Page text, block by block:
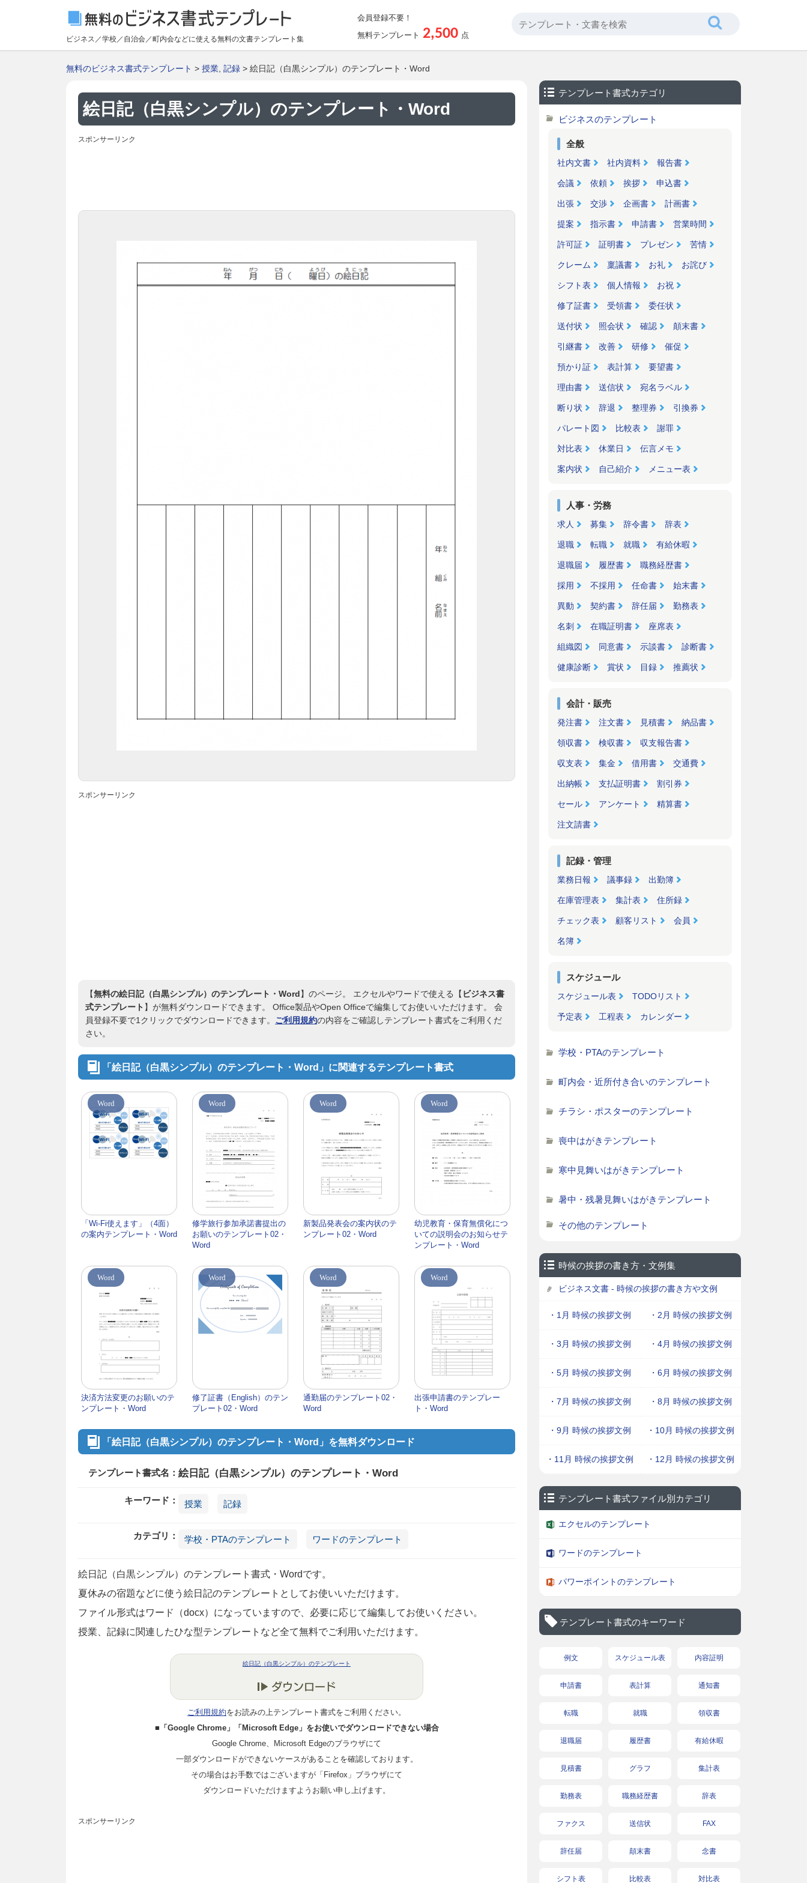
ビジネス／学校／自治会／町内会などに使える無料の文書テンプレート集
会員登録不要！
無料テンプレート 2,500 点
無料のビジネス書式テンプレート > 授業 記録 > 絵日記（白黒シンプル）のテンプレート・Word
絵日記（白黒シンプル）のテンプレート・Word
スポンサーリンク
スポンサーリンク
【無料の絵日記（白黒シンプル）のテンプレート・Word】のページ。 エクセルやワードで使える【 ビジネス書
式テンプレート 】が無料ダウンロードできます。 Office製品やOpen Officeで編集してお使いいただけます。 会
員登録不要で1クリックでダウンロードできます。 ご利用規約の内容をご確認しテンプレート書式をご利用くだ
さい。
「絵日記（白黒シンプル）のテンプレート・Word」に関連するテンプレート書式
Word
「Wi-Fi使えます」（4面）
の案内テンプレート・Word
Word
修学旅行参加承諾書提出の
お願いのテンプレート02・
Word
Word
新製品発表会の案内状のテ
ンプレート02・Word
Word
幼児教育・保育無償化につ
いての説明会のお知らせテ
ンプレート・Word
Word
決済方法変更のお願いのテ
ンプレート・Word
Word
修了証書（English）のテン
プレート02・Word
Word
通勤届のテンプレート02・
Word
Word
出張申請書のテンプレー
ト・Word
「絵日記（白黒シンプル）のテンプレート・Word」を無料ダウンロード
テンプレート書式名：絵日記（白黒シンプル）のテンプレート・Word
キーワード： 授業 記録
カテゴリ： 学校・PTAのテンプレート ワードのテンプレート
絵日記（白黒シンプル）のテンプレート書式・Wordです。
夏休みの宿題などに使う絵日記のテンプレートとしてお使いいただけます。
ファイル形式はワード（docx）になっていますので、必要に応じて編集してお使いください。
授業、記録に関連したひな型テンプレートなど全て無料でご利用いただけます。
絵日記（白黒シンプル）のテンプレート
ご利用規約をお読みの上テンプレート書式をご利用ください。
■「Google Chrome」「Microsoft Edge」をお使いでダウンロードできない場合
Google Chrome、Microsoft Edgeのブラウザにて
一部ダウンロードができないケースがあることを確認しております。
その場合はお手数ではございますが「Firefox」ブラウザにて
ダウンロードいただけますようお願い申し上げます。
スポンサーリンク
テンプレート書式カテゴリ
ビジネスのテンプレート
全般
社内文書 社内資料 報告書
会議 依頼 挨拶 申込書
出張 交渉 企画書 計画書
提案 指示書 申請書 営業時間
許可証 証明書 プレゼン 苦情
クレーム 稟議書 お礼 お詫び
シフト表 個人情報 お祝
修了証書 受領書 委任状
送付状 照会状 確認 顛末書
引継書 改善 研修 催促
預かり証 表計算 要望書
理由書 送信状 宛名ラベル
断り状 辞退 整理券 引換券
パレート図 比較表 謝罪
対比表 休業日 伝言メモ
案内状 自己紹介 メニュー表
人事・労務
求人 募集 辞令書 辞表
退職 転職 就職 有給休暇
退職届 履歴書 職務経歴書
採用 不採用 任命書 始末書
異動 契約書 辞任届 勤務表
名刺 在職証明書 座席表
組織図 同意書 示談書 診断書
健康診断 賞状 目録 推薦状
会計・販売
発注書 注文書 見積書 納品書
領収書 検収書 収支報告書
収支表 集金 借用書 交通費
出納帳 支払証明書 割引券
セール アンケート 精算書
注文請書
記録・管理
業務日報 議事録 出勤簿
在庫管理表 集計表 住所録
チェック表 顧客リスト 会員
名簿
スケジュール
スケジュール表 TODOリスト
予定表 工程表 カレンダー
学校・PTAのテンプレート
町内会・近所付き合いのテンプレート
チラシ・ポスターのテンプレート
喪中はがきテンプレート
寒中見舞いはがきテンプレート
暑中・残暑見舞いはがきテンプレート
その他のテンプレート
時候の挨拶の書き方・文例集
ビジネス文書 - 時候の挨拶の書き方や文例
・1月 時候の挨拶文例 ・2月 時候の挨拶文例
・3月 時候の挨拶文例 ・4月 時候の挨拶文例
・5月 時候の挨拶文例 ・6月 時候の挨拶文例
・7月 時候の挨拶文例 ・8月 時候の挨拶文例
・9月 時候の挨拶文例 ・10月 時候の挨拶文例
・11月 時候の挨拶文例 ・12月 時候の挨拶文例
テンプレート書式ファイル別カテゴリ
エクセルのテンプレート
ワードのテンプレート
パワーポイントのテンプレート
テンプレート書式のキーワード
例文 スケジュール表 内容証明
申請書 表計算 通知書
転職 就職 領収書
退職届 履歴書 有給休暇
見積書 グラフ 集計表
勤務表 職務経歴書 辞表
ファクス 送信状 FAX
辞任届 顛末書 念書
シフト表 比較表 対比表